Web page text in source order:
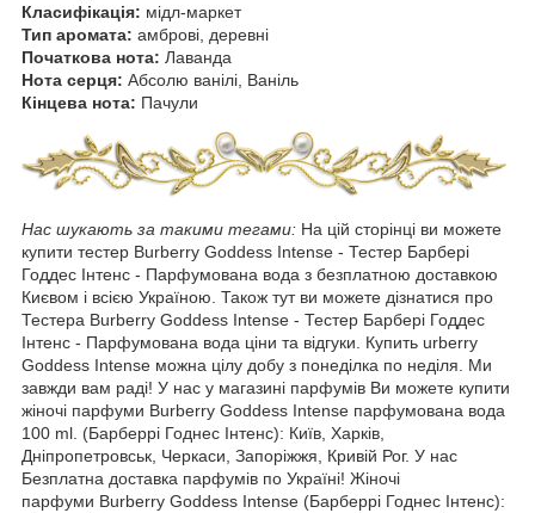
Класифікація: мідл-маркет
Тип аромата: амброві, деревні
Початкова нота: Лаванда
Нота серця: Абсолю ванілі, Ваніль
Кінцева нота: Пачули
Нас шукають за такими тегами: На цій сторінці ви можете
купити тестер Burberry Goddess Intense - Тестер Барбері
Годдес Інтенс - Парфумована вода з безплатною доставкою
Києвом і всією Україною. Також тут ви можете дізнатися про
Тестера Burberry Goddess Intense - Тестер Барбері Годдес
Інтенс - Парфумована вода ціни та відгуки. Купить urberry
Goddess Intense можна цілу добу з понеділка по неділя. Ми
завжди вам раді! У нас у магазині парфумів Ви можете купити
жіночі парфуми Burberry Goddess Intense парфумована вода
100 ml. (Барберрі Годнес Інтенс): Київ, Харків,
Дніпропетровськ, Черкаси, Запоріжжя, Кривій Рог. У нас
Безплатна доставка парфумів по Україні! Жіночі
парфуми Burberry Goddess Intense (Барберрі Годнес Інтенс):